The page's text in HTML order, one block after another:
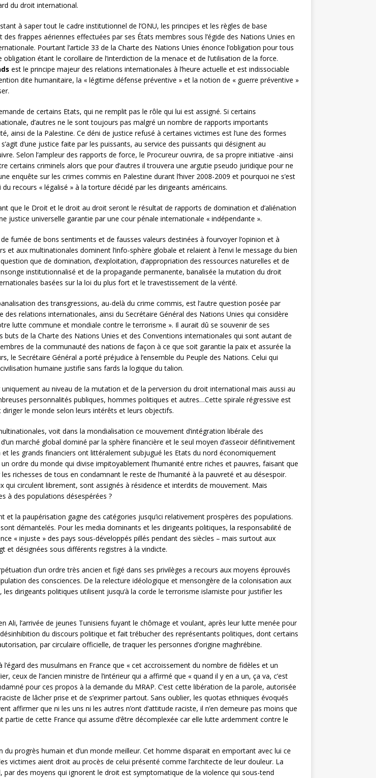
du droit international.
à saper tout le cadre institutionnel de l’ONU, les principes et les règles de base
des frappes aériennes effectuées par ses États membres sous l’égide des Nations Unies en
Pourtant l’article 33 de la Charte des Nations Unies énonce l’obligation pour tous
étant le corollaire de l’interdiction de la menace et de l’utilisation de la force.
est le principe majeur des relations internationales à l’heure actuelle et est indissociable
dite humanitaire, la « légitime défense préventive » et la notion de « guerre préventive »
de certains Etats, qui ne remplit pas le rôle qui lui est assigné. Si certains
d’autres ne le sont toujours pas malgré un nombre de rapports importants
ainsi de la Palestine. Ce déni de justice refusé à certaines victimes est l’une des formes
d’une justice faite par les puissants, au service des puissants qui désignent au
Selon l’ampleur des rapports de force, le Procureur ouvrira, de sa propre initiative -ainsi
certains criminels alors que pour d’autres il trouvera une argutie pseudo juridique pour ne
enquête sur les crimes commis en Palestine durant l’hiver 2008-2009 et pourquoi ne s’est
recours « légalisé » à la torture décidé par les dirigeants américains.
que le Droit et le droit au droit seront le résultat de rapports de domination et d’aliénation
justice universelle garantie par une cour pénale internationale « indépendante ».
fumée de bons sentiments et de fausses valeurs destinées à fourvoyer l’opinion et à
et aux multinationales dominent l’info-sphère globale et relaient à l’envi le message du bien
que de domination, d’exploitation, d’appropriation des ressources naturelles et de
institutionnalisé et de la propagande permanente, banalisée la mutation du droit
basées sur la loi du plus fort et le travestissement de la vérité.
des transgressions, au-delà du crime commis, est l’autre question posée par
des relations internationales, ainsi du Secrétaire Général des Nations Unies qui considère
lutte commune et mondiale contre le terrorisme ». Il aurait dû se souvenir de ses
buts de la Charte des Nations Unies et des Conventions internationales qui sont autant de
de la communauté des nations de façon à ce que soit garantie la paix et assurée la
le Secrétaire Général a porté préjudice à l’ensemble du Peuple des Nations. Celui qui
humaine justifie sans fards la logique du talion.
au niveau de la mutation et de la perversion du droit international mais aussi au
personnalités publiques, hommes politiques et autres…Cette spirale régressive est
le monde selon leurs intérêts et leurs objectifs.
voit dans la mondialisation ce mouvement d’intégration libérale des
marché global dominé par la sphère financière et le seul moyen d’asseoir définitivement
les grands financiers ont littéralement subjugué les Etats du nord économiquement
ordre du monde qui divise impitoyablement l’humanité entre riches et pauvres, faisant que
richesses de tous en condamnant le reste de l’humanité à la pauvreté et au désespoir.
circulent librement, sont assignés à résidence et interdits de mouvement. Mais
à des populations désespérées ?
et la paupérisation gagne des catégories jusqu’ici relativement prospères des populations.
démantelés. Pour les media dominants et les dirigeants politiques, la responsabilité de
« injuste » des pays sous-développés pillés pendant des siècles – mais surtout aux
et désignées sous différents registres à la vindicte.
d’un ordre très ancien et figé dans ses privilèges a recours aux moyens éprouvés
des consciences. De la relecture idéologique et mensongère de la colonisation aux
dirigeants politiques utilisent jusqu‘à la corde le terrorisme islamiste pour justifier les
Ali, l’arrivée de jeunes Tunisiens fuyant le chômage et voulant, après leur lutte menée pour
du discours politique et fait trébucher des représentants politiques, dont certains
par circulaire officielle, de traquer les personnes d’origine maghrébine.
des musulmans en France que « cet accroissement du nombre de fidèles et un
de l’ancien ministre de l’intérieur qui a affirmé que « quand il y en a un, ça va, c’est
pour ces propos à la demande du MRAP. C’est cette libération de la parole, autorisée
de lâcher prise et de s’exprimer partout. Sans oublier, les quotas ethniques évoqués
affirmer que ni les uns ni les autres n’ont d’attitude raciste, il n’en demeure pas moins que
partie de cette France qui assume d’être décomplexée car elle lutte ardemment contre le
du progrès humain et d’un monde meilleur. Cet homme disparait en emportant avec lui ce
victimes aient droit au procès de celui présenté comme l’architecte de leur douleur. La
par des moyens qui ignorent le droit est symptomatique de la violence qui sous-tend